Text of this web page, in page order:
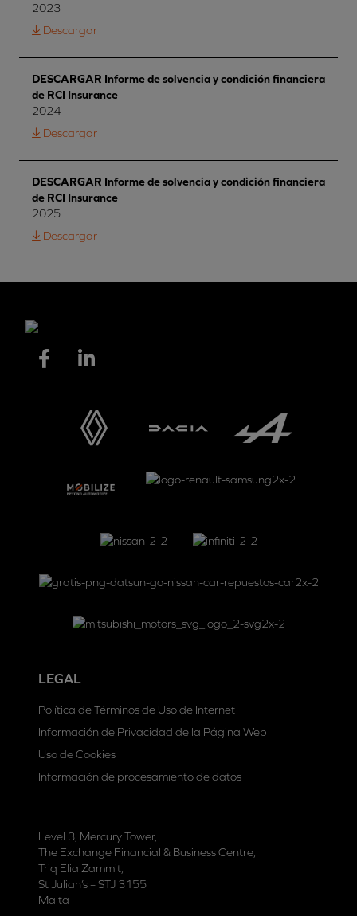
2023
Descargar
DESCARGAR Informe de solvencia y condición financiera
de RCI Insurance
2024
Descargar
DESCARGAR Informe de solvencia y condición financiera
de RCI Insurance
2025
Descargar
LEGAL
Política de Términos de Uso de Internet
Información de Privacidad de la Página Web
Uso de Cookies
Información de procesamiento de datos
Level 3, Mercury Tower,
The Exchange Financial & Business Centre,
Triq Elia Zammit,
St Julian’s – STJ 3155
Malta